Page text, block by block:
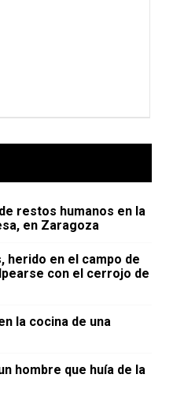
restos humanos en la
en Zaragoza
herido en el campo de
con el cerrojo de
la cocina de una
hombre que huía de la